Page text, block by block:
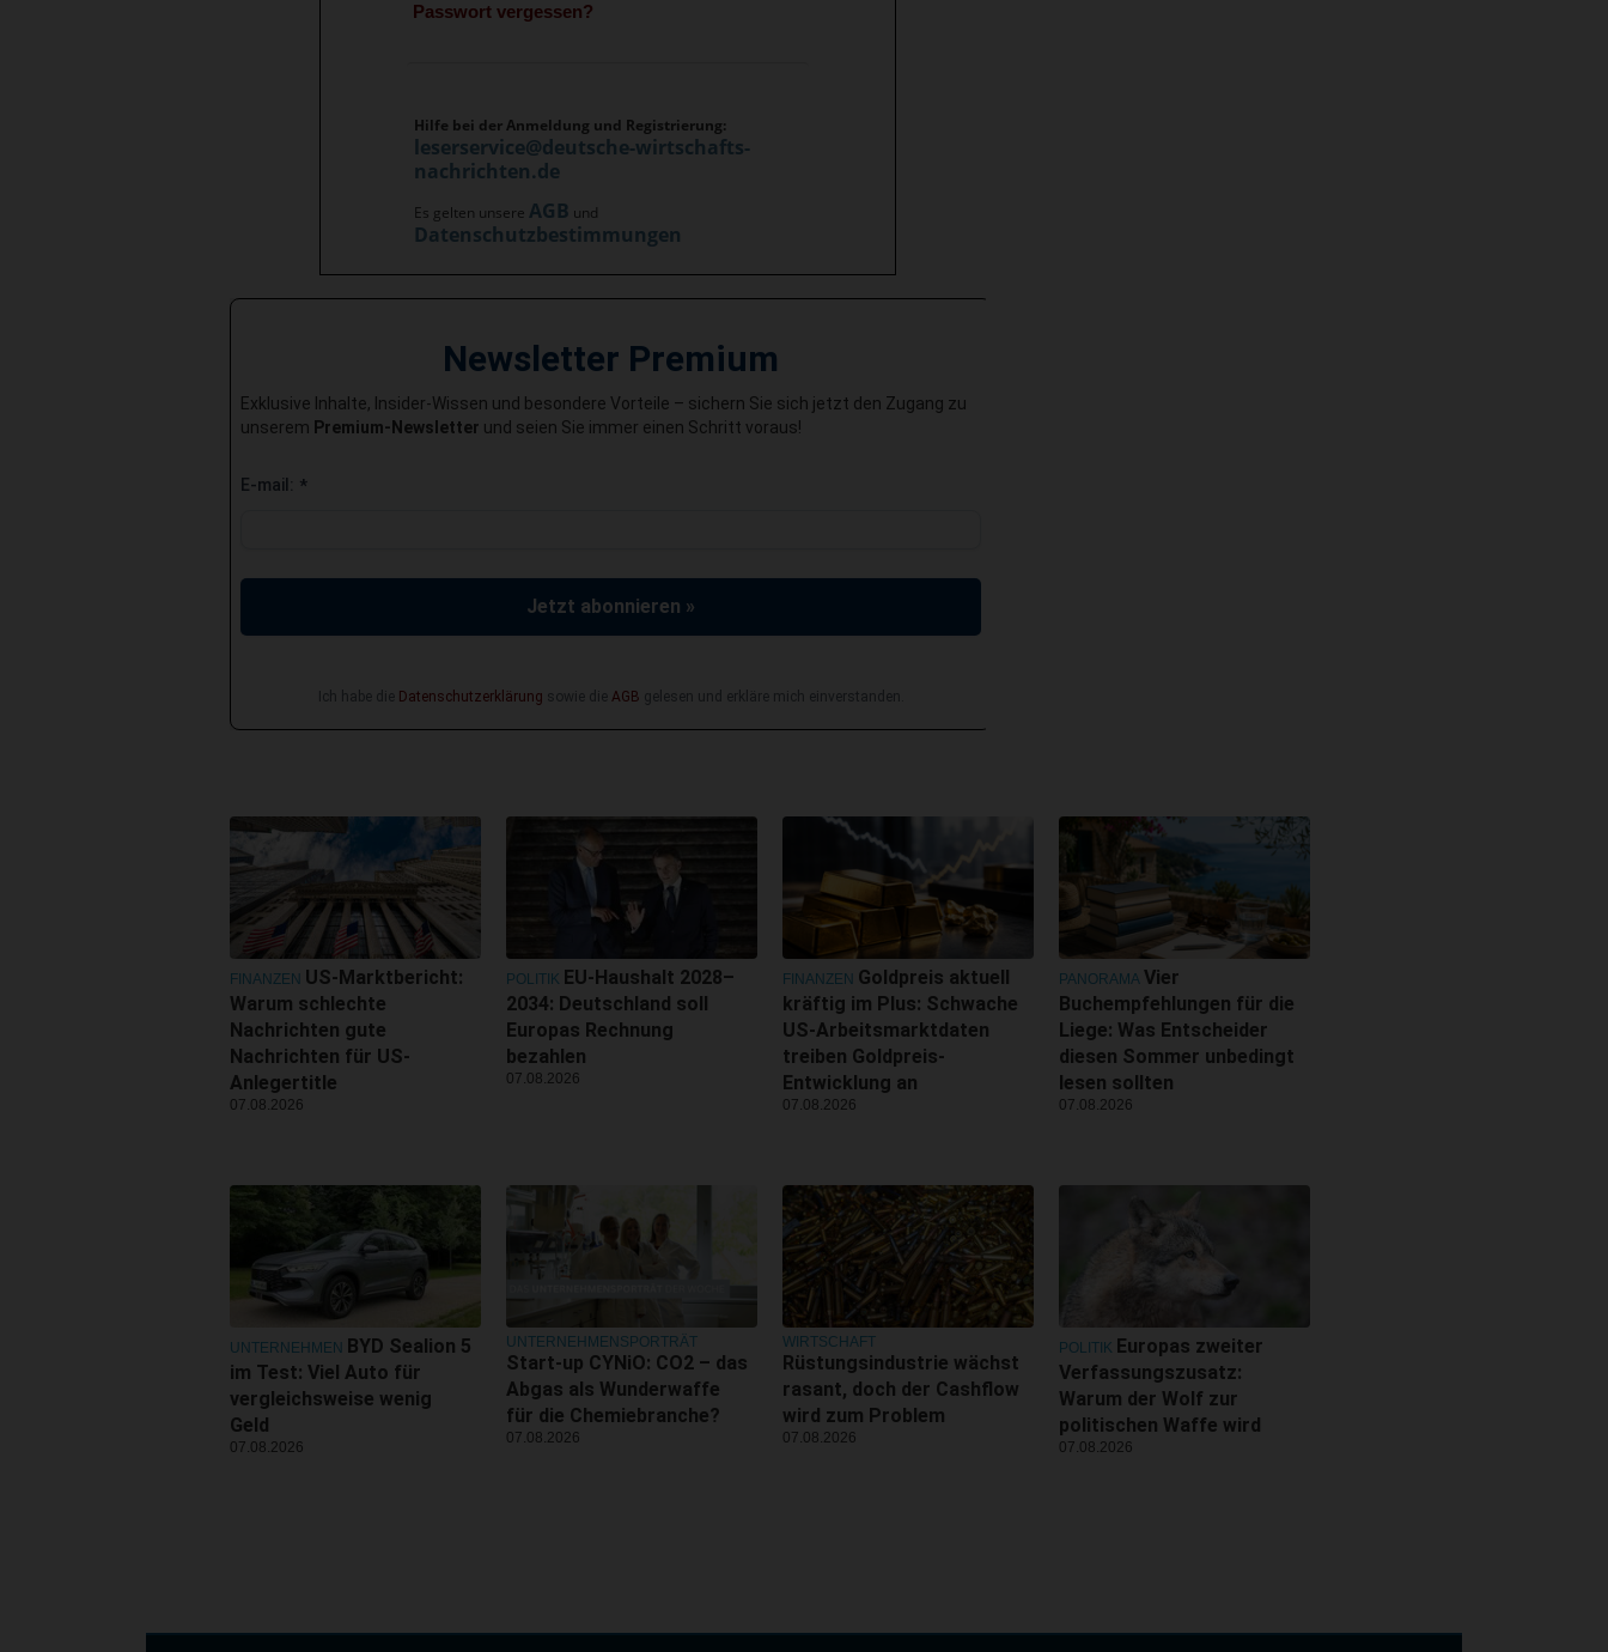
Passwort vergessen?
Hilfe bei der Anmeldung und Registrierung:
leserservice@deutsche-wirtschafts-
nachrichten.de
Es gelten unsere AGB und
Datenschutzbestimmungen
Newsletter Premium
Exklusive Inhalte, Insider-Wissen und besondere Vorteile – sichern Sie sich jetzt den Zugang zu
unserem Premium-Newsletter und seien Sie immer einen Schritt voraus!
E-mail: *
Jetzt abonnieren »
Ich habe die Datenschutzerklärung sowie die AGB gelesen und erkläre mich einverstanden.
FINANZEN US-Marktbericht:
Warum schlechte
Nachrichten gute
Nachrichten für US-
Anlegertitle
07.08.2026
POLITIK EU-Haushalt 2028–
2034: Deutschland soll
Europas Rechnung
bezahlen
07.08.2026
FINANZEN Goldpreis aktuell
kräftig im Plus: Schwache
US-Arbeitsmarktdaten
treiben Goldpreis-
Entwicklung an
07.08.2026
PANORAMA Vier
Buchempfehlungen für die
Liege: Was Entscheider
diesen Sommer unbedingt
lesen sollten
07.08.2026
UNTERNEHMEN BYD Sealion 5
im Test: Viel Auto für
vergleichsweise wenig
Geld
07.08.2026
UNTERNEHMENSPORTRÄT
Start-up CYNiO: CO2 – das
Abgas als Wunderwaffe
für die Chemiebranche?
07.08.2026
WIRTSCHAFT
Rüstungsindustrie wächst
rasant, doch der Cashflow
wird zum Problem
07.08.2026
POLITIK Europas zweiter
Verfassungszusatz:
Warum der Wolf zur
politischen Waffe wird
07.08.2026